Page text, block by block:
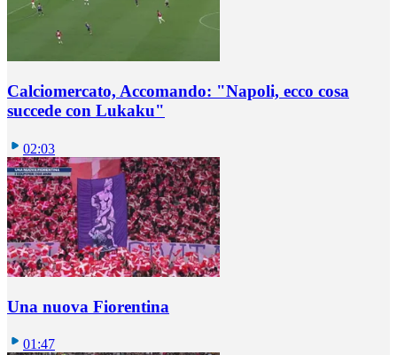
Calciomercato, Accomando: "Napoli, ecco cosa
succede con Lukaku"
02:03
Una nuova Fiorentina
01:47